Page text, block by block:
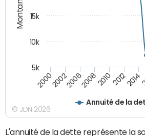
Annuité de la
2000200220062008201020122014
5k
10k
15k
© JDN 2026
L'annuité de la dette représente la